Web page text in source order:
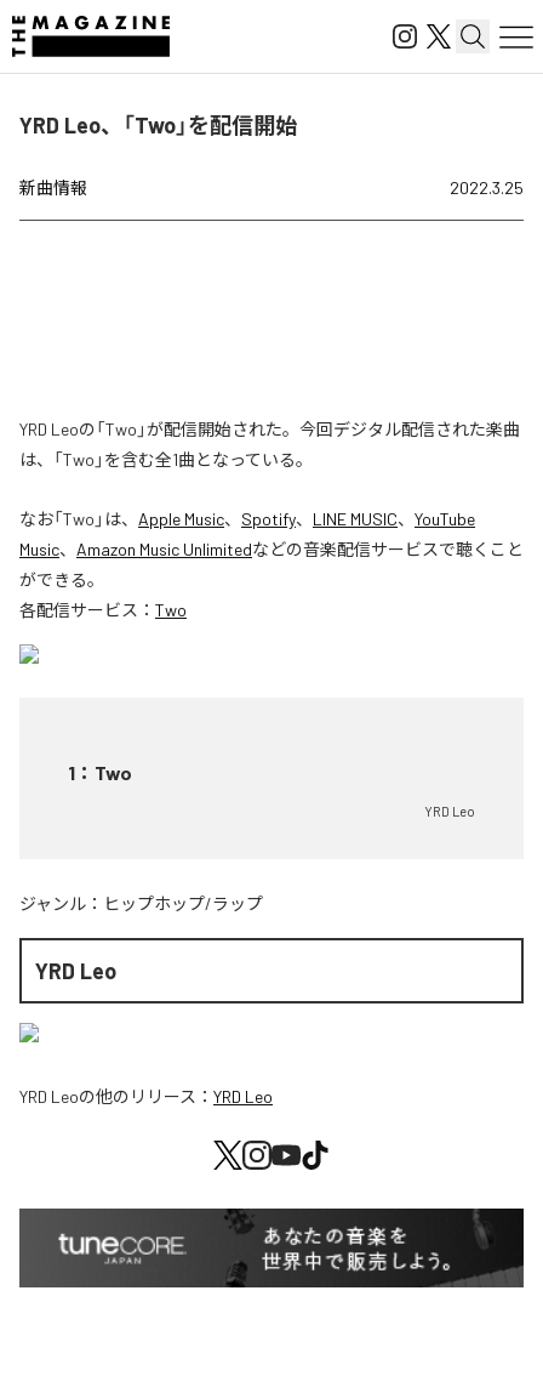
YRD Leo、「Two」を配信開始
新曲情報 2022.3.25
YRD Leoの「Two」が配信開始された。今回デジタル配信された楽曲
は、「Two」を含む全1曲となっている。
なお「Two 」は、 Apple Music、 Spotify、 LINE MUSIC、 YouTube
Music、 Amazon Music Unlimitedなどの音楽配信サービスで聴くこと
ができる。
各配信サービス： Two
1 ： Two
YRD Leo
ジャンル： ヒップホップ/ラップ
YRD Leo
YRD Leoの他のリリース： YRD Leo